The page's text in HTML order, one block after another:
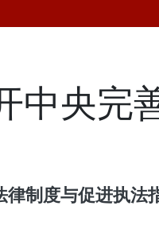
中央完
律制度与促进执